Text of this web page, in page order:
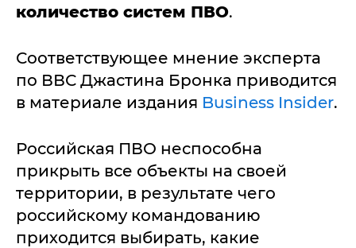
количество систем ПВО.
Соответствующее мнение эксперта
по ВВС Джастина Бронка приводится
в материале издания Business Insider.
Российская ПВО неспособна
прикрыть все объекты на своей
территории, в результате чего
российскому командованию
приходится выбирать, какие